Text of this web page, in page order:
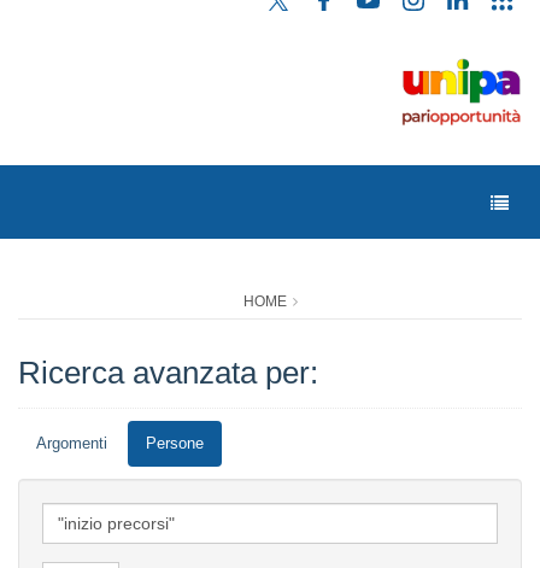
HOME
Ricerca avanzata per:
Argomenti Persone